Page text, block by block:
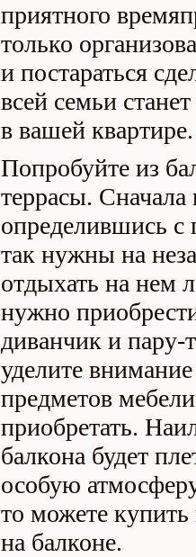
приятного
только
и постараться
всей семьи
в вашей квартире.
Попробуйте из
террасы. Сначала
определившись с
так нужны на
отдыхать на нем
нужно
диванчик и пару-
уделите
предметов
приобретать.
балкона будет
особую
то можете купить
на балконе.